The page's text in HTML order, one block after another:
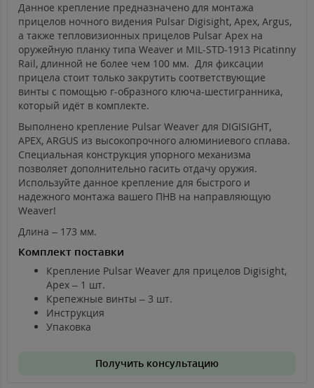
Данное крепление предназначено для монтажа
прицелов ночного видения Pulsar Digisight, Apex, Argus,
а также тепловизионных прицелов Pulsar Apex на
оружейную планку типа Weaver и MIL-STD-1913 Picatinny
Rail, длинной не более чем 100 мм. Для фиксации
прицела стоит только закрутить соответствующие
винты с помощью г-образного ключа-шестигранника,
который идёт в комплекте.
Выполнено крепление Pulsar Weaver для DIGISIGHT,
APEX, ARGUS из высокопрочного алюминиевого сплава.
Специальная конструкция упорного механизма
позволяет дополнительно гасить отдачу оружия.
Используйте данное крепление для быстрого и
надежного монтажа вашего ПНВ на направляющую
Weaver!
Длина – 173 мм.
Комплект поставки
Крепление Pulsar Weaver для прицелов Digisight,
Apex – 1 шт.
Крепежные винты – 3 шт.
Инструкция
Упаковка
Получить консультацию